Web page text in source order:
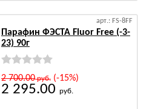
арт.: FS-8FF
Парафин ФЭСТА Fluor Free (-3-
23) 90г
2 700.00руб.(-15%)
2 295.00 руб.